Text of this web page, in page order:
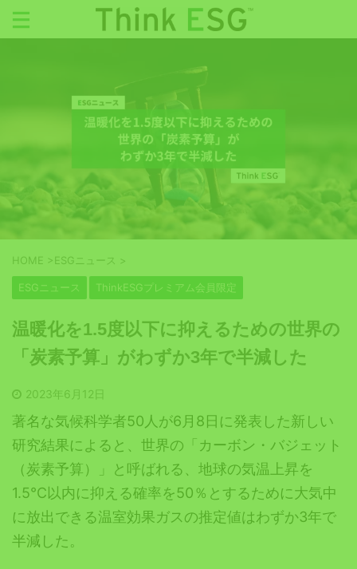
HOME >ESGニュース >
ESGニュース ThinkESGプレミアム会員限定
温暖化を1.5度以下に抑えるための世界の
「炭素予算」がわずか3年で半減した
2023年6月12日
著名な気候科学者50人が6月8日に発表した新しい
研究結果によると、世界の「カーボン・バジェット
（炭素予算）」と呼ばれる、地球の気温上昇を
1.5℃以内に抑える確率を50％とするために大気中
に放出できる温室効果ガスの推定値はわずか3年で
半減した。